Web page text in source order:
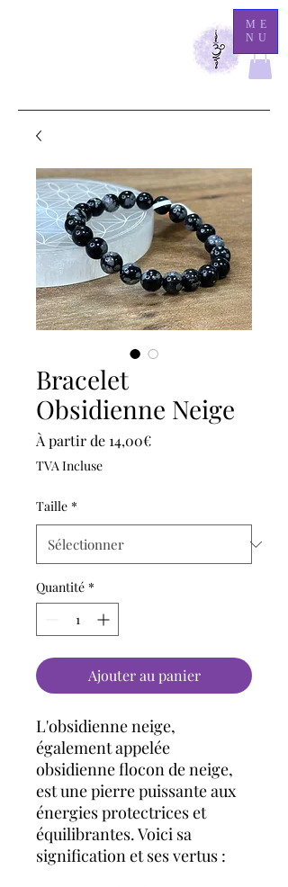
ME
NU
Bracelet
Obsidienne Neige
À partir de 14,00€Prix promotionnel
TVA Incluse
Taille *
Quantité *
Ajouter au panier
L'obsidienne neige,
également appelée
obsidienne flocon de neige,
est une pierre puissante aux
énergies protectrices et
équilibrantes. Voici sa
signification et ses vertus :